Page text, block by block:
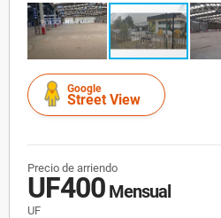
Google
Street View
Precio de arriendo
UF400 Mensual
UF